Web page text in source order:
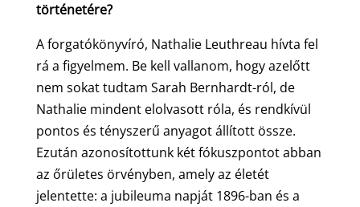
történetére?
A forgatókönyvíró, Nathalie Leuthreau hívta fel
rá a figyelmem. Be kell vallanom, hogy azelőtt
nem sokat tudtam Sarah Bernhardt-ról, de
Nathalie mindent elolvasott róla, és rendkívül
pontos és tényszerű anyagot állított össze.
Ezután azonosítottunk két fókuszpontot abban
az őrületes örvényben, amely az életét
jelentette: a jubileuma napját 1896-ban és a